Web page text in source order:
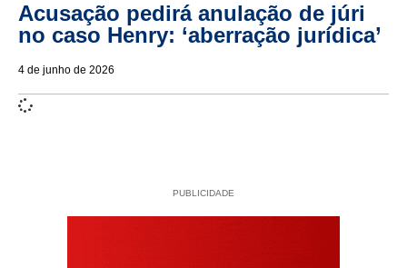
Acusação pedirá anulação de júri
no caso Henry: ‘aberração jurídica’
4 de junho de 2026
PUBLICIDADE